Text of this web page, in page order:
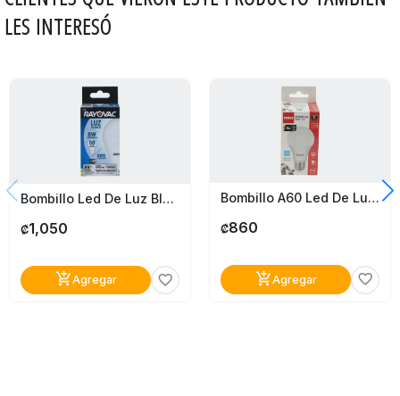
LES INTERESÓ
Bombillo Led De Luz Blanca Rayovac 60W
₡1,050
add_shopping_cartAgregar favorite_border
Bombillo A60 Led De Luz Día Rca 70W
₡860
add_shopping_cartAgregar favorite_border